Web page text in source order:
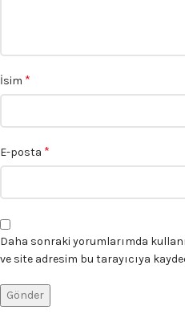
İsim *
E-posta *
Daha sonraki yorumlarımda
ve site adresim bu tarayıcıya